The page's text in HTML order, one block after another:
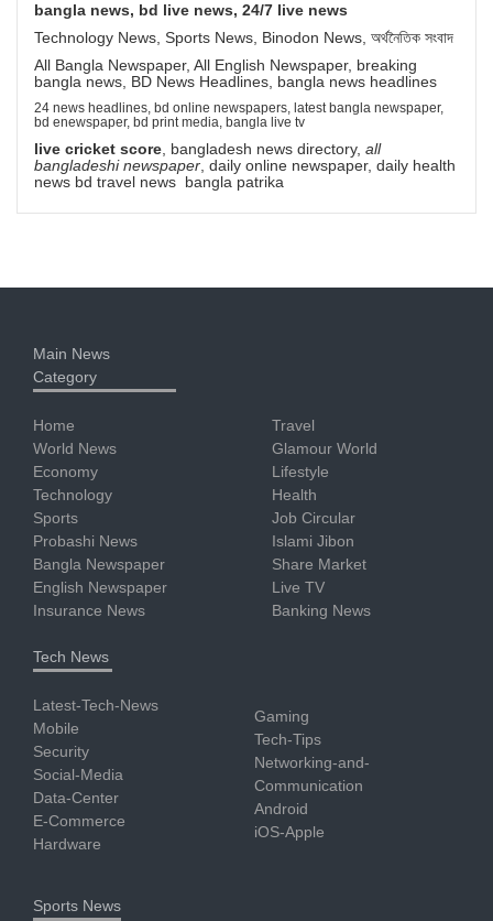
bangla news, bd live news, 24/7 live news
Technology News, Sports News, Binodon News, অর্থনৈতিক সংবাদ
All Bangla Newspaper, All English Newspaper, breaking
bangla news, BD News Headlines, bangla news headlines
24 news headlines, bd online newspapers, latest bangla newspaper,
bd enewspaper, bd print media, bangla live tv
live cricket score, bangladesh news directory, all
bangladeshi newspaper, daily online newspaper, daily health
news bd travel news bangla patrika
Main News
Category
Home
World News
Economy
Technology
Sports
Probashi News
Bangla Newspaper
English Newspaper
Insurance News
Travel
Glamour World
Lifestyle
Health
Job Circular
Islami Jibon
Share Market
Live TV
Banking News
Tech News
Latest-Tech-News
Mobile
Security
Social-Media
Data-Center
E-Commerce
Hardware
Gaming
Tech-Tips
Networking-and-
Communication
Android
iOS-Apple
Sports News